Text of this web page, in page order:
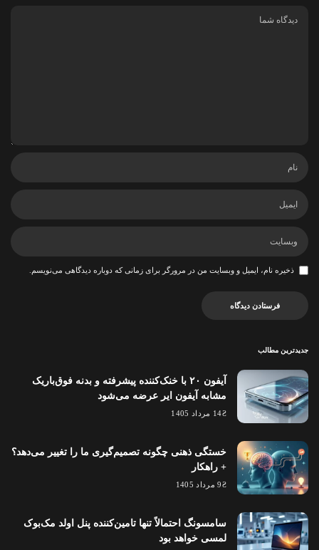
ذخیره نام، ایمیل و وبسایت من در مرورگر برای زمانی که دوباره دیدگاهی می‌نویسم.
جدیدترین مطالب
آیفون ۲۰ با خنک‌کننده پیشرفته و بدنه فوق‌باریک
مشابه آیفون ایر عرضه می‌شود
14 مرداد 1405
خستگی ذهنی چگونه تصمیم‌گیری ما را تغییر می‌دهد؟
+ راهکار
9 مرداد 1405
سامسونگ احتمالاً تنها تامین‌کننده پنل اولد مک‌بوک
لمسی خواهد بود